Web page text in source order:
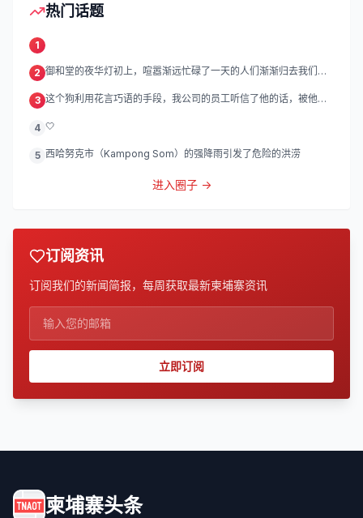
热门话题
1
2 御和堂的夜华灯初上，喧嚣渐远忙碌了一天的人们渐渐归去我们的
3 这个狗利用花言巧语的手段，我公司的员工听信了他的话，被他带
4 🤍
5 西哈努克市（Kampong Som）的强降雨引发了危险的洪涝
进入圈子 →
订阅资讯
订阅我们的新闻简报，每周获取最新柬埔寨资讯
立即订阅
柬埔寨头条